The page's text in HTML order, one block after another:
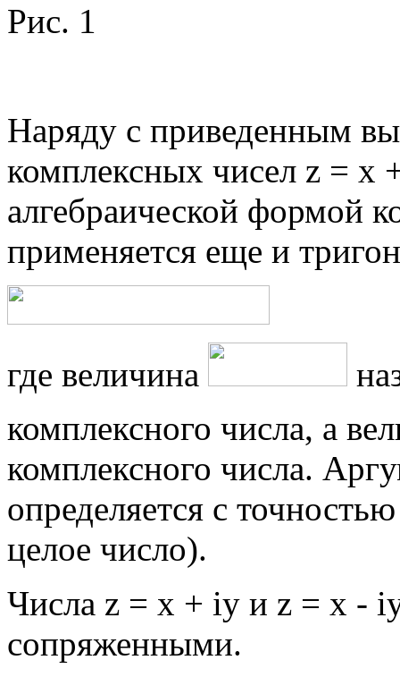
Рис. 1
Наряду с приведенным
комплексных чисел z = х
алгебраической формой
применяется еще и
где величина
комплексного числа, а
комплексного числа.
определяется с
целое число).
Числа z = x + iy и z = x -
сопряженными.